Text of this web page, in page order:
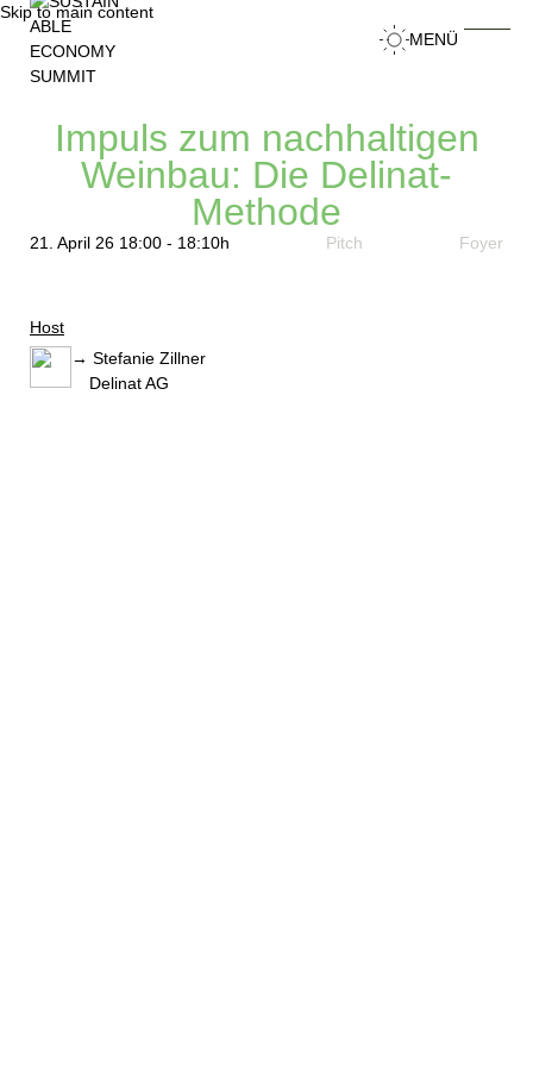
Skip to main content
MENÜ
Impuls zum nachhaltigen
Weinbau: Die Delinat-
Methode
21. April 26 18:00 - 18:10h Pitch Foyer
Host
→ Stefanie Zillner
Delinat AG